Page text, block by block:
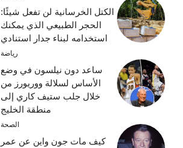
الكتل الخرسانية لن تفعل شيئًا:
الحجر الطبيعي الذي يمكنك
استخدامه لبناء جدار استنادي
رياضة
ساعد دون نيلسون في وضع
الأساس لسلالة ووريورز من
خلال جلب ستيف كاري إلى
منطقة الخليج
الصحة
كيف مات جون واين عن عمر